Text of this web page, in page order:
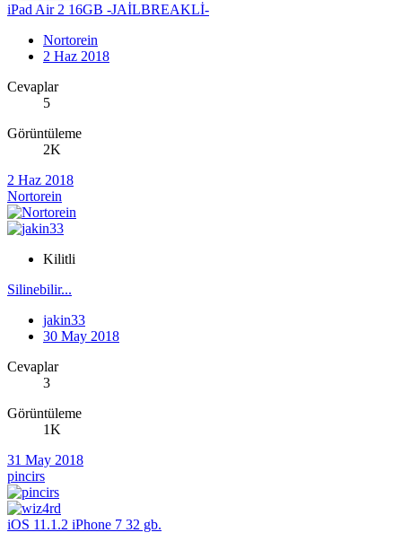
iPad Air 2 16GB -JAİLBREAKLİ-
Nortorein
2 Haz 2018
Cevaplar
5
Görüntüleme
2K
2 Haz 2018
Nortorein
Kilitli
Silinebilir...
jakin33
30 May 2018
Cevaplar
3
Görüntüleme
1K
31 May 2018
pincirs
iOS 11.1.2 iPhone 7 32 gb.